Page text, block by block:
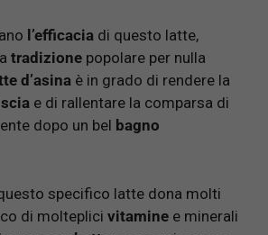
l’efficacia di questo latte,
tradizione popolare per nulla
d’asina è in grado di rendere la
e di rallentare la comparsa di
dopo un bel bagno
specifico latte dona molti
di molteplici vitamine e minerali